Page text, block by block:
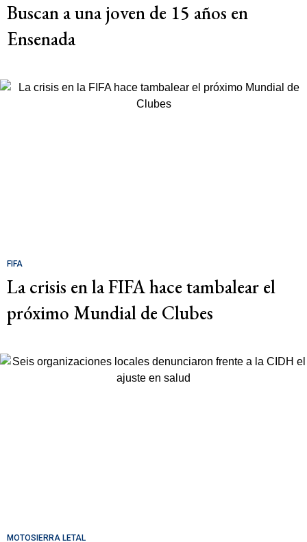
Buscan a una joven de 15 años en
Ensenada
FIFA
La crisis en la FIFA hace tambalear el
próximo Mundial de Clubes
MOTOSIERRA LETAL